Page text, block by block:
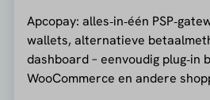
Apcopay: alles‑in‑één
wallets, alternatieve
dashboard – eenvoudig plug‑in
WooCommerce en andere